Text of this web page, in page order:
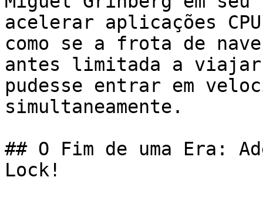
acelerar aplicações
como se a frota de
antes limitada a viajar
pudesse entrar em
simultaneamente.
## O Fim de uma Era:
Lock!